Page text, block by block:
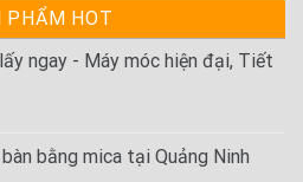
PHẨM HOT
ngay - Máy móc hiện đại, Tiết
bằng mica tại Quảng Ninh